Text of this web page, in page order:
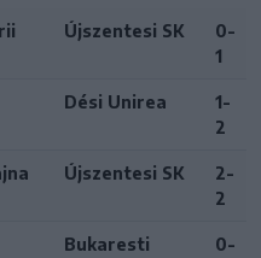
Újszentesi SK
0-
1
Dési Unirea
1-
2
Újszentesi SK
2-
2
Bukaresti
0-